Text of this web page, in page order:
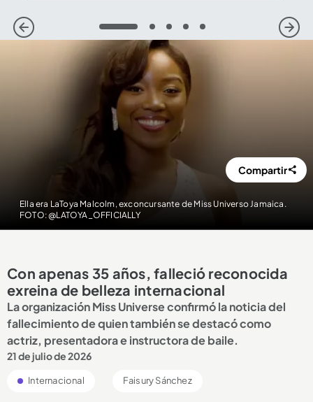
1 2 3 4 5
Ella era LaToya Malcolm, exconcursante de Miss Universo Jamaica.
FOTO: @LATOYA_OFFICIALLY
Compartir
Con apenas 35 años, falleció reconocida
exreina de belleza internacional
La organización Miss Universe confirmó la noticia del
fallecimiento de quien también se destacó como
actriz, presentadora e instructora de baile.
21 de julio de 2026
Internacional Faisury Sánchez